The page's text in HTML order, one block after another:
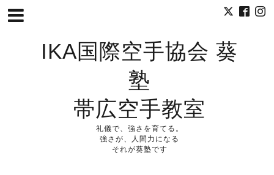
IKA国際空手協会 葵
塾
帯広空手教室
礼儀で、強さを育てる。
強さが、人間力になる
それが葵塾です